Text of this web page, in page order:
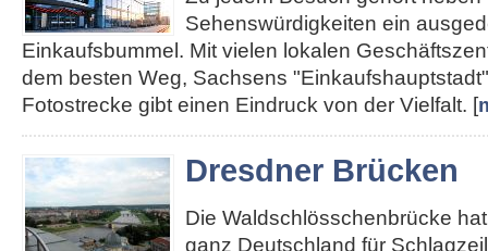
Sehenswürdigkeiten ein
Einkaufsbummel. Mit vielen lokalen
dem besten Weg, Sachsens
Fotostrecke gibt einen Eindruck von der Vielfalt. [
Dresdner Brücken
Die Waldschlösschenbrücke
ganz Deutschland für